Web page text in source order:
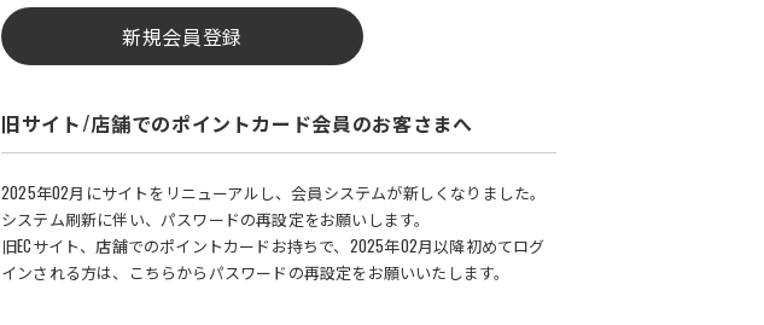
新規会員登録
旧サイト/店舗でのポイントカード会員のお客さまへ
2025年02月にサイトをリニューアルし、会員システムが新しくなりました。
システム刷新に伴い、パスワードの再設定をお願いします。
旧ECサイト、店舗でのポイントカードお持ちで、2025年02月以降初めてログ
インされる方は、こちらからパスワードの再設定をお願いいたします。